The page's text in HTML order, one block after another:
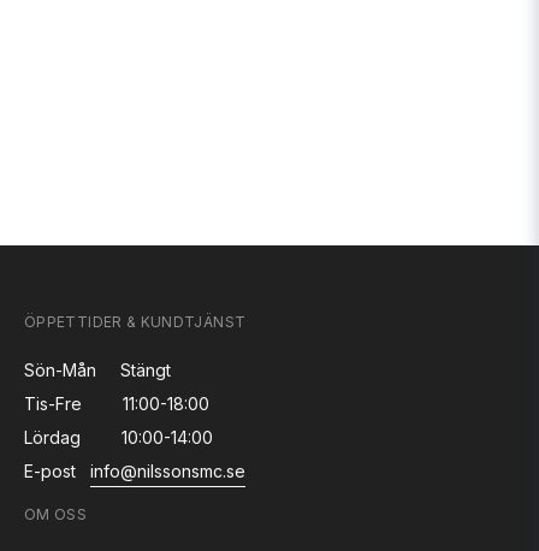
ÖPPETTIDER & KUNDTJÄNST
Sön-Mån
Stängt
Tis-Fre
11:00-18:00
Lördag
10:00-14:00
E-post
info@nilssonsmc.se
OM OSS